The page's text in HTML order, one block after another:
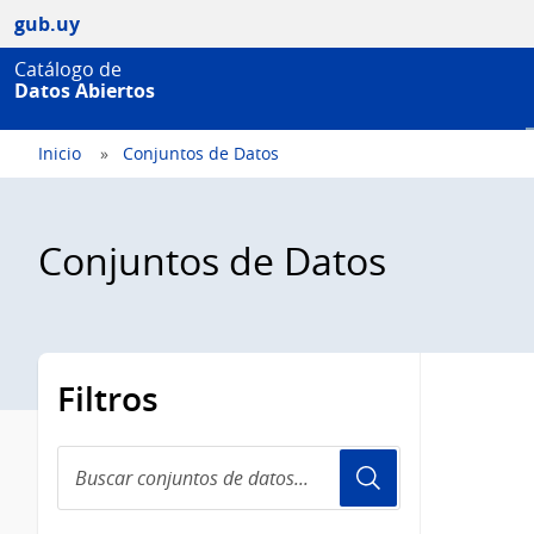
gub.uy
Catálogo de
Datos Abiertos
Inicio Conjuntos de Datos
Conjuntos de Datos
Filtros
conjuntos
de